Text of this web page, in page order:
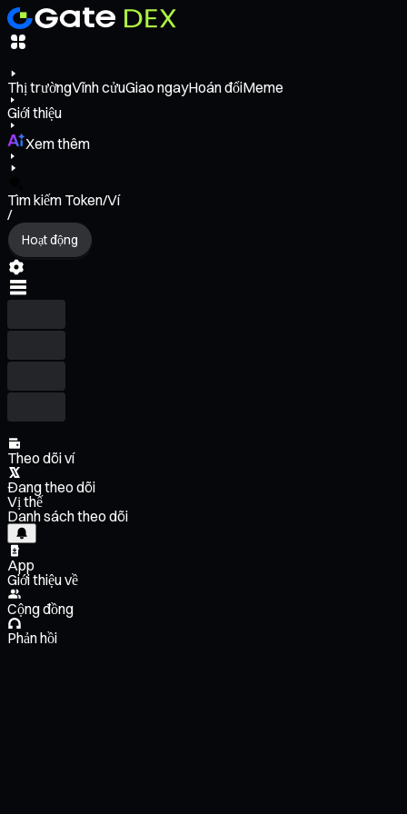
Thị trườngVĩnh cửuGiao ngayHoán đổiMeme
Giới thiệu
Xem thêm
Tìm kiếm Token/Ví
/
Hoạt động
Theo dõi ví
Đang theo dõi
Vị thế
Danh sách theo dõi
App
Giới thiệu về
Cộng đồng
Phản hồi